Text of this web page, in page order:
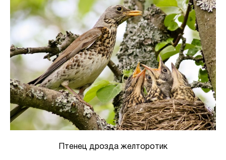
Птенец дрозда желторотик